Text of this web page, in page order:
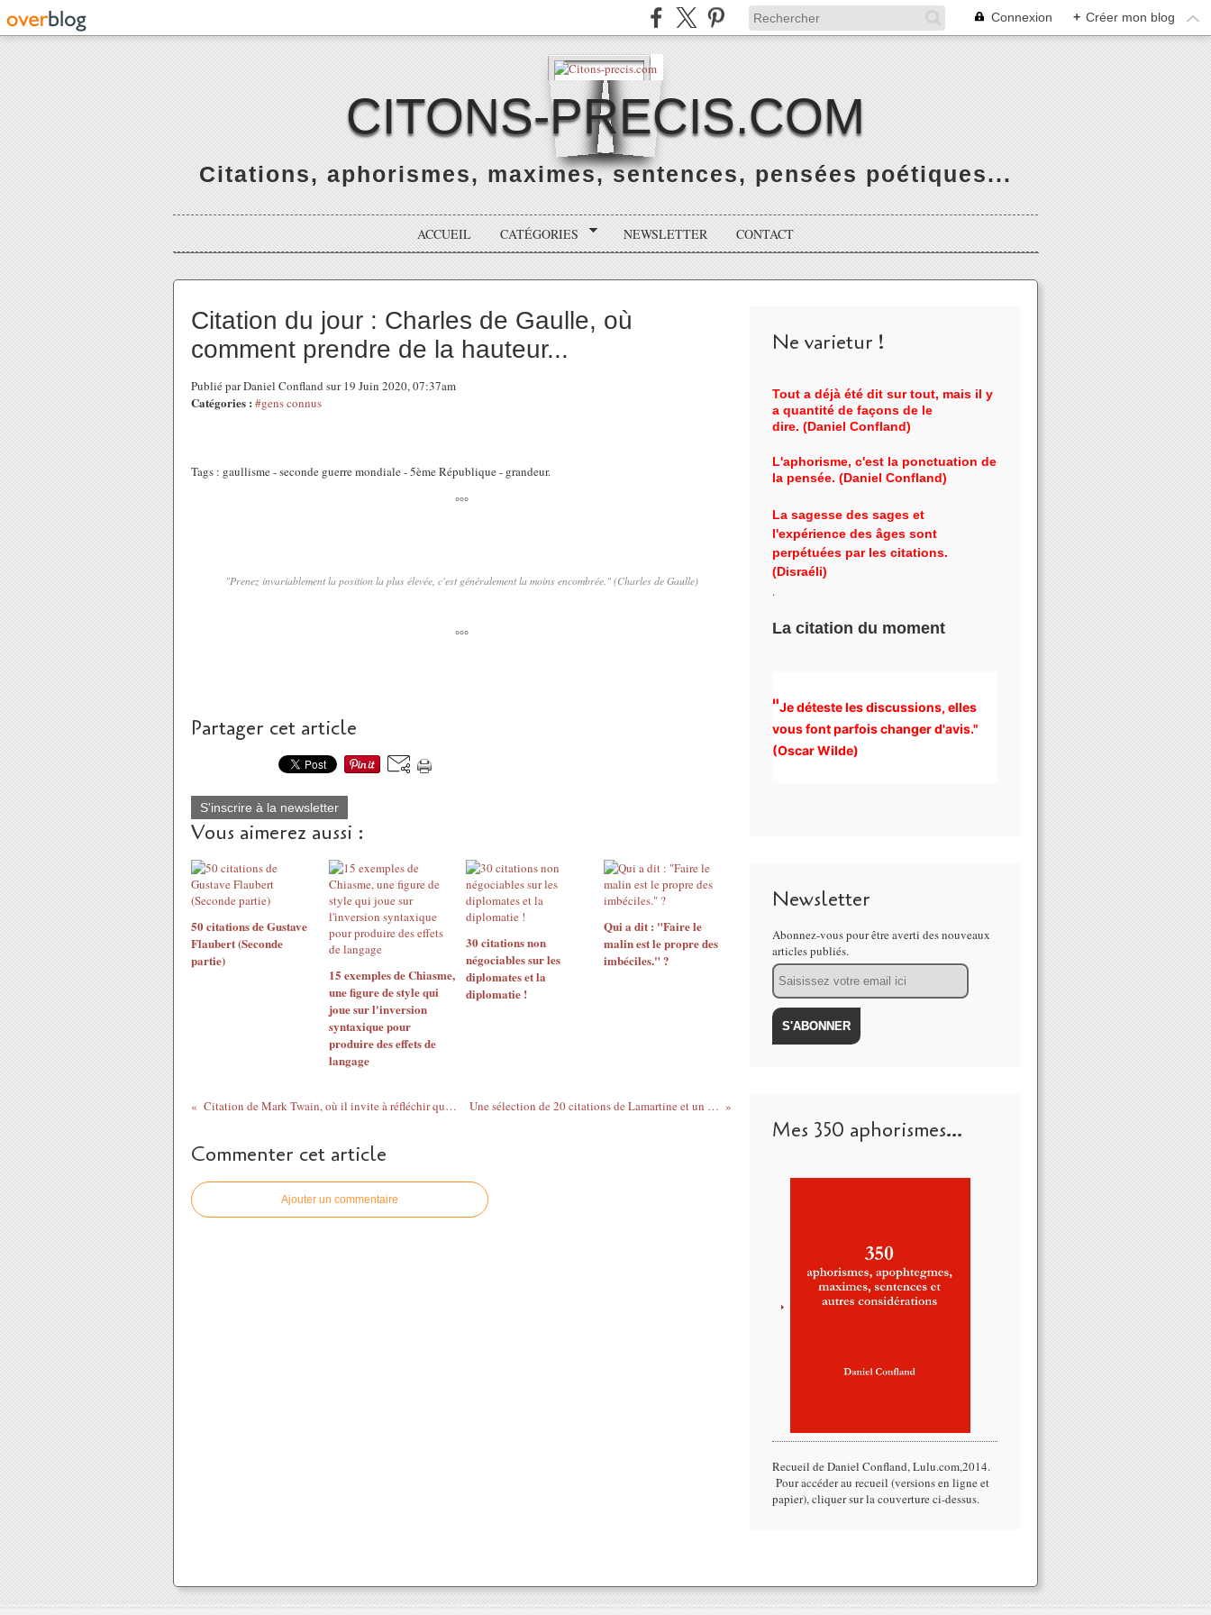
Connexion + Créer mon blog
CITONS-PRECIS.COM
Citations, aphorismes, maximes, sentences, pensées poétiques...
ACCUEIL CATÉGORIES NEWSLETTER CONTACT
Citation du jour : Charles de Gaulle, où
comment prendre de la hauteur...
Publié par Daniel Confland sur 19 Juin 2020, 07:37am
Catégories : #gens connus
Tags : gaullisme - seconde guerre mondiale - 5ème République - grandeur.
°°°
"Prenez invariablement la position la plus élevée, c'est généralement la moins encombrée." (Charles de Gaulle)
°°°
Partager cet article
S'inscrire à la newsletter
Vous aimerez aussi :
50 citations de Gustave
Flaubert (Seconde
partie)
15 exemples de Chiasme,
une figure de style qui
joue sur l'inversion
syntaxique pour
produire des effets de
langage
30 citations non
négociables sur les
diplomates et la
diplomatie !
Qui a dit : "Faire le
malin est le propre des
imbéciles." ?
Citation de Mark Twain, où il invite à réfléchir quand on fait partie de la majorité ! Une sélection de 20 citations de Lamartine et un aperçu de trois aspects de sa vie
Commenter cet article
Ajouter un commentaire
Ne varietur !
Tout a déjà été dit sur tout, mais il y
a quantité de façons de le
dire. (Daniel Confland)
L'aphorisme, c'est la ponctuation de
la pensée. (Daniel Confland)
La sagesse des sages et
l'expérience des âges sont
perpétuées par les citations.
(Disraéli)
.
La citation du moment
"Je déteste les discussions, elles
vous font parfois changer d'avis."
(Oscar Wilde)
Newsletter
Abonnez-vous pour être averti des nouveaux
articles publiés.
Email
Mes 350 aphorismes...
Recueil de Daniel Confland, Lulu.com,2014.​
Pour accéder au recueil (versions en ligne et
papier), cliquer sur la couverture ci-dessus.